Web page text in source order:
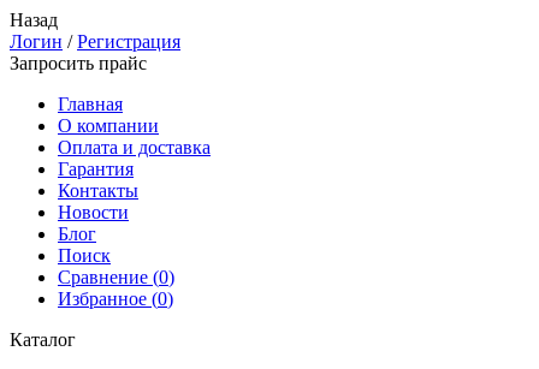
Назад
Логин /Регистрация
Запросить прайс
Главная
О компании
Оплата и доставка
Гарантия
Контакты
Новости
Блог
Поиск
Сравнение (0)
Избранное (0)
Каталог